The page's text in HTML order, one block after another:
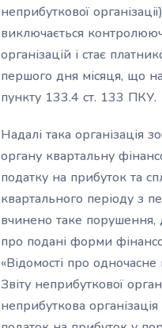
неприбуткової
виключається
організацій і стає
першого дня місяця, що
пункту 133.4 ст. 133 ПКУ.
Надалі така організація
органу квартальну
податку на прибуток та
квартального періоду з
вчинено таке порушення,
про подані форми
«Відомості про
Звіту неприбуткової
неприбуткова